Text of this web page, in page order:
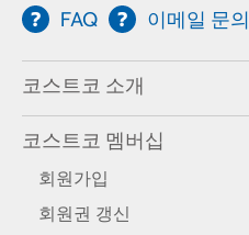
FAQ 이메일 문의
코스트코 소개
코스트코 멤버십
회원가입
회원권 갱신